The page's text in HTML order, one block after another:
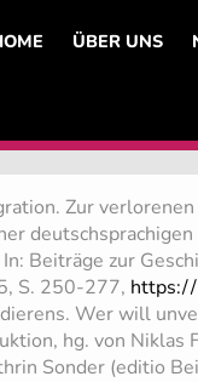
ÜBER UNS
Zur
Beiträge zur
S. 250-277, https://
Wer will
hg. von Niklas
Sonder (editio